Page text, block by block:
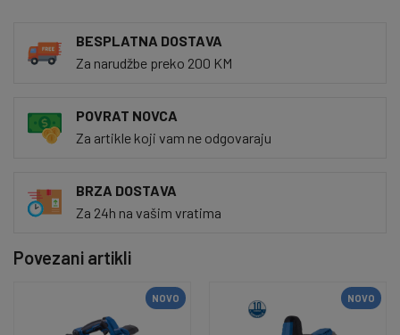
BESPLATNA DOSTAVA
Za narudžbe preko 200 KM
POVRAT NOVCA
Za artikle koji vam ne odgovaraju
BRZA DOSTAVA
Za 24h na vašim vratima
Povezani artikli
NOVO NOVO